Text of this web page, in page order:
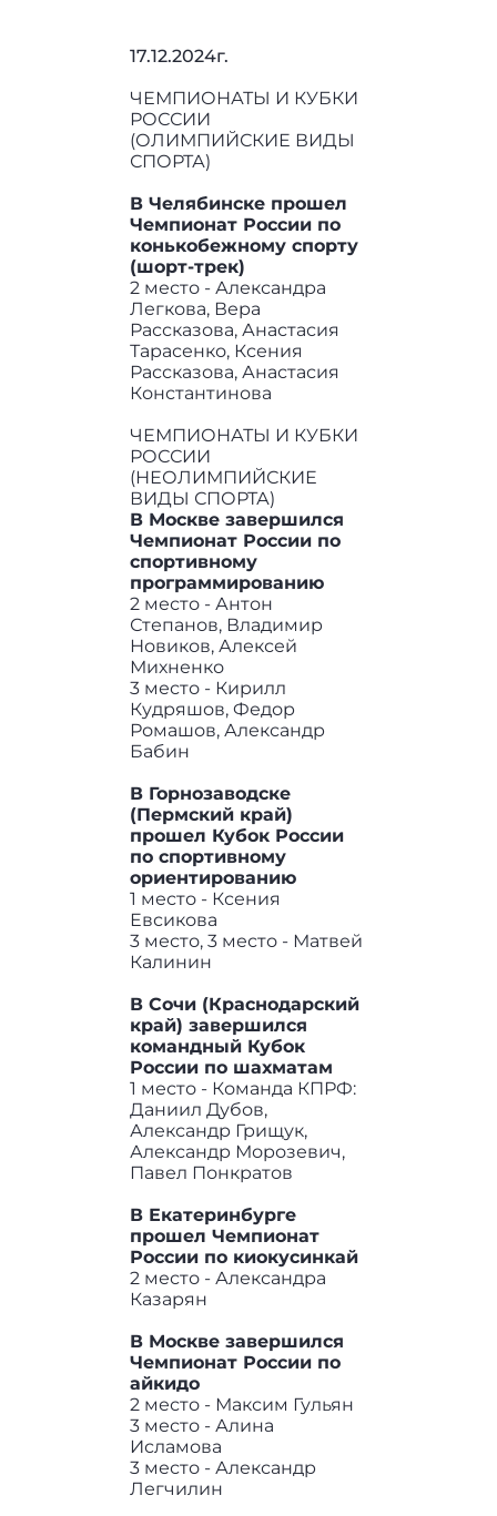
17.12.2024г.
ЧЕМПИОНАТЫ И КУБКИ
РОССИИ
(ОЛИМПИЙСКИЕ ВИДЫ
СПОРТА)
В Челябинске прошел
Чемпионат России по
конькобежному спорту
(шорт-трек)
2 место - Александра
Легкова, Вера
Рассказова, Анастасия
Тарасенко, Ксения
Рассказова, Анастасия
Константинова
ЧЕМПИОНАТЫ И КУБКИ
РОССИИ
(НЕОЛИМПИЙСКИЕ
ВИДЫ СПОРТА)
В Москве завершился
Чемпионат России по
спортивному
программированию
2 место - Антон
Степанов, Владимир
Новиков, Алексей
Михненко
3 место - Кирилл
Кудряшов, Федор
Ромашов, Александр
Бабин
В Горнозаводске
(Пермский край)
прошел Кубок России
по спортивному
ориентированию
1 место - Ксения
Евсикова
3 место, 3 место - Матвей
Калинин
В Сочи (Краснодарский
край) завершился
командный Кубок
России по шахматам
1 место - Команда КПРФ:
Даниил Дубов,
Александр Грищук,
Александр Морозевич,
Павел Понкратов
В Екатеринбурге
прошел Чемпионат
России по киокусинкай
2 место - Александра
Казарян
В Москве завершился
Чемпионат России по
айкидо
2 место - Максим Гульян
3 место - Алина
Исламова
3 место - Александр
Легчилин